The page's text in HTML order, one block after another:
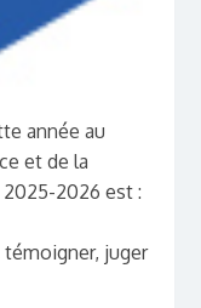
année au
et de la
2026 est :
juger